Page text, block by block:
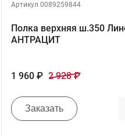
Артикул 0089259844
Полка верхняя ш.350
АНТРАЦИТ
1 960 ₽ 2 928 ₽
Заказать